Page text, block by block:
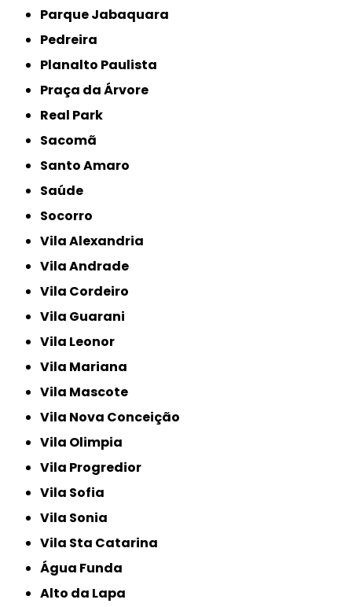
Parque Jabaquara
Pedreira
Planalto Paulista
Praça da Árvore
Real Park
Sacomã
Santo Amaro
Saúde
Socorro
Vila Alexandria
Vila Andrade
Vila Cordeiro
Vila Guarani
Vila Leonor
Vila Mariana
Vila Mascote
Vila Nova Conceição
Vila Olimpia
Vila Progredior
Vila Sofia
Vila Sonia
Vila Sta Catarina
Água Funda
Alto da Lapa